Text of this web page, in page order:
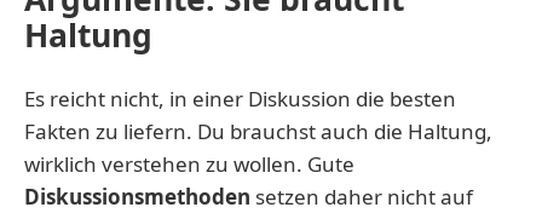
Haltung
Es reicht nicht, in einer Diskussion die besten
Fakten zu liefern. Du brauchst auch die Haltung,
wirklich verstehen zu wollen. Gute
Diskussionsmethoden setzen daher nicht auf